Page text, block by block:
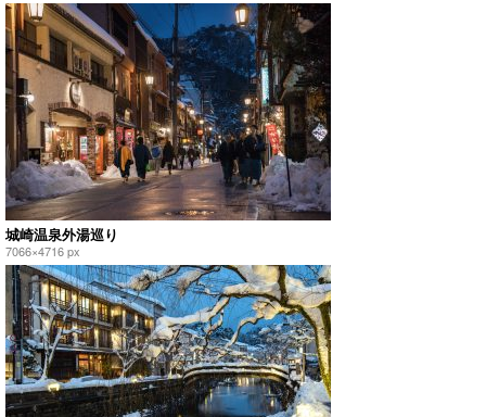
城崎温泉外湯巡り
7066×4716 px